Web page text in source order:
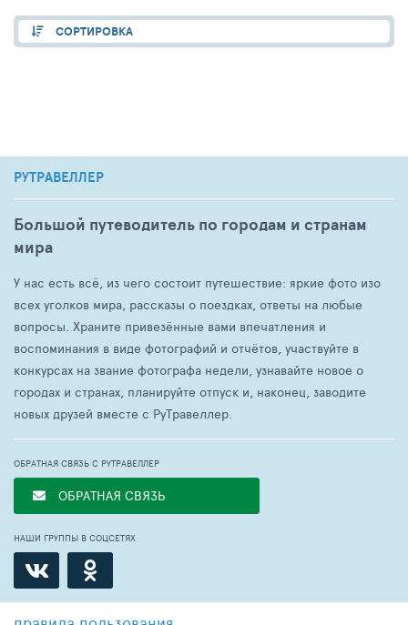
СОРТИРОВКА
РУТРАВЕЛЛЕР
Большой путеводитель по городам и странам
мира
У нас есть всё, из чего состоит путешествие: яркие фото изо
всех уголков мира, рассказы о поездках, ответы на любые
вопросы. Храните привезённые вами впечатления и
воспоминания в виде фотографий и отчётов, участвуйте в
конкурсах на звание фотографа недели, узнавайте новое о
городах и странах, планируйте отпуск и, наконец, заводите
новых друзей вместе с РуТравеллер.
ОБРАТНАЯ СВЯЗЬ С РУТРАВЕЛЛЕР
ОБРАТНАЯ СВЯЗЬ
НАШИ ГРУППЫ В СОЦСЕТЯХ